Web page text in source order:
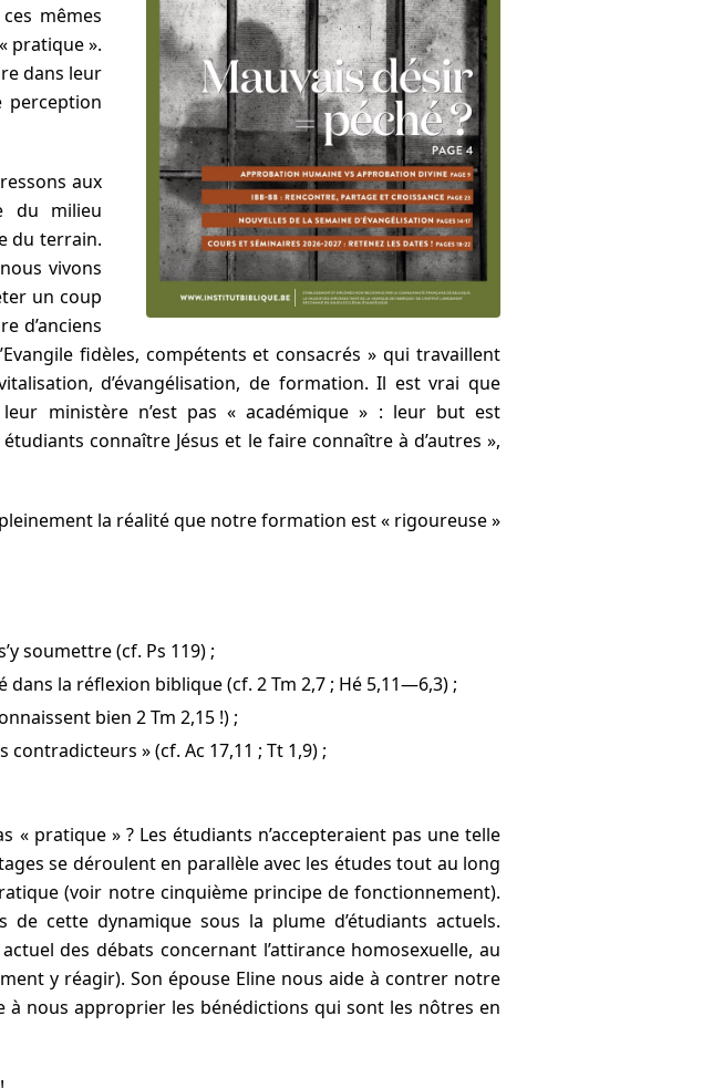
mêmes
pratique ».
dans leur
perception
aux
du milieu
du terrain.
vivons
un coup
d’anciens
fidèles, compétents et consacrés » qui travaillent
d’évangélisation, de formation. Il est vrai que
ministère n’est pas « académique » : leur but est
connaître Jésus et le faire connaître à d’autres »,
la réalité que notre formation est « rigoureuse »
soumettre (cf. Ps 119) ;
la réflexion biblique (cf. 2 Tm 2,7 ; Hé 5,11—6,3) ;
bien 2 Tm 2,15 !) ;
» (cf. Ac 17,11 ; Tt 1,9) ;
pratique » ? Les étudiants n’accepteraient pas une telle
se déroulent en parallèle avec les études tout au long
(voir notre cinquième principe de fonctionnement).
de cette dynamique sous la plume d’étudiants actuels.
des débats concernant l’attirance homosexuelle, au
y réagir). Son épouse Eline nous aide à contrer notre
à nous approprier les bénédictions qui sont les nôtres en